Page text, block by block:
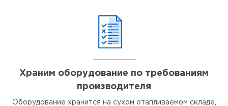
Храним оборудование по требованиям
производителя
Оборудование хранится на сухом отапливаемом складе,